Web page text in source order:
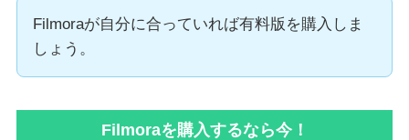
Filmoraが自分に合っていれば有料版を購入しま
しょう。
Filmoraを購入するなら今！